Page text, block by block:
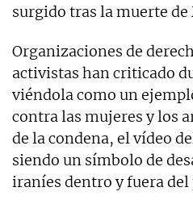
surgido tras la muerte
Organizaciones de
activistas han criticado
viéndola como un
contra las mujeres y los
de la condena, el vídeo
siendo un símbolo de
iraníes dentro y fuera del